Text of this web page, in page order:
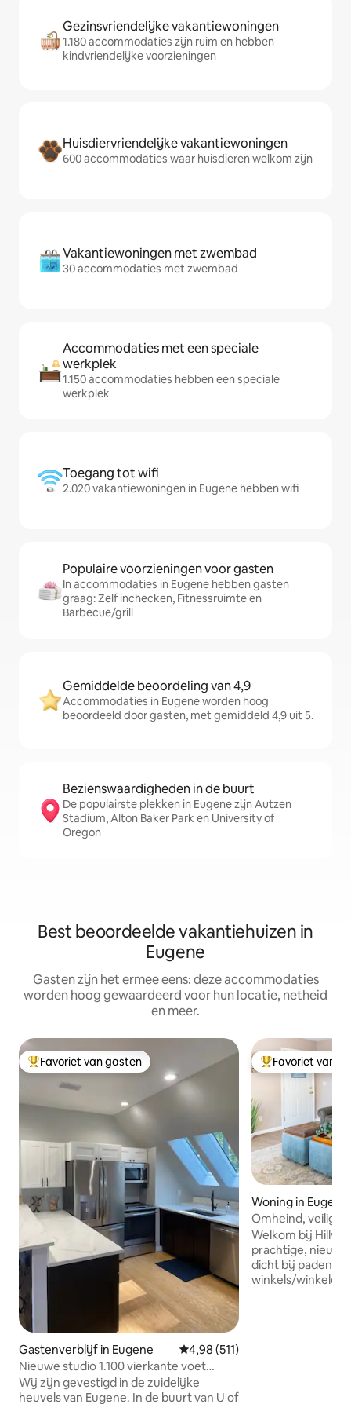
Gezinsvriendelijke vakantiewoningen
1.180 accommodaties zijn ruim en hebben
kindvriendelijke voorzieningen
Huisdiervriendelijke vakantiewoningen
600 accommodaties waar huisdieren welkom zijn
Vakantiewoningen met zwembad
30 accommodaties met zwembad
Accommodaties met een speciale
werkplek
1.150 accommodaties hebben een speciale
werkplek
Toegang tot wifi
2.020 vakantiewoningen in Eugene hebben wifi
Populaire voorzieningen voor gasten
In accommodaties in Eugene hebben gasten
graag: Zelf inchecken, Fitnessruimte en
Barbecue/grill
Gemiddelde beoordeling van 4,9
Accommodaties in Eugene worden hoog
beoordeeld door gasten, met gemiddeld 4,9 uit 5.
Bezienswaardigheden in de buurt
De populairste plekken in Eugene zijn Autzen
Stadium, Alton Baker Park en University of
Oregon
Best beoordeelde vakantiehuizen in
Eugene
Gasten zijn het ermee eens: deze accommodaties
worden hoog gewaardeerd voor hun locatie, netheid
en meer.
Topfavoriet van gasten
Favoriet van gasten
Gastenverblijf in Eugene Gemiddelde beoordeling van
4,98 (511)
Nieuwe studio 1.100 vierkante voet
Gastenverblijf met uitzicht
Wij zijn gevestigd in de zuidelijke
heuvels van Eugene. In de buurt van U of
Topfavoriet van
Favoriet van
Woning in Eugene
Omheind, veilig,
chique buurt
Welkom bij Hillview
prachtige, nieuw
dicht bij paden,
winkels/